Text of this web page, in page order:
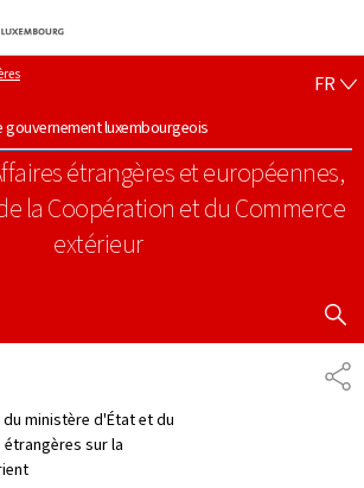
au menu principal
Aller au contenu
gouvernement luxembourgeois
étrangères et européennes,
la Coopération et du Commerce
extérieur
FR
ministère d'État et du
sur la